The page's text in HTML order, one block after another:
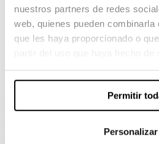
nuestros partners de redes
web, quienes pueden combinarla
que les haya proporcionado o
Permitir
Personalizar
Ringo
àvia, Maria, en un pis d’un barri
a comportar-se de forma estranya:
inclouen gires de concerts, excessos i